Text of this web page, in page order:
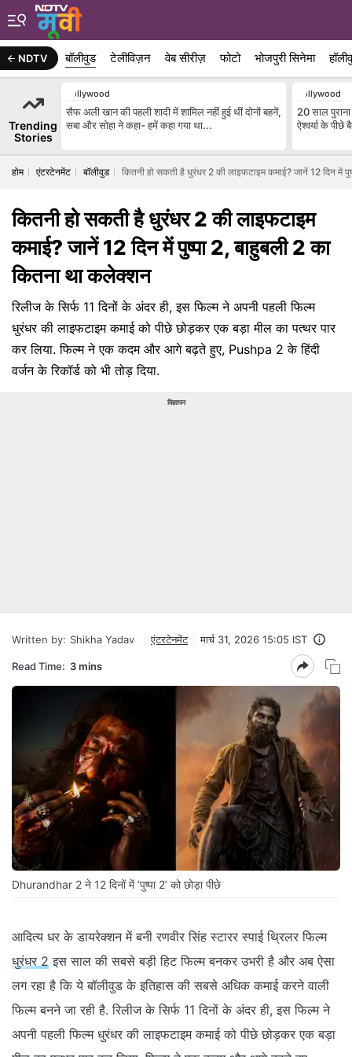
NDTV बॉलीवुड टेलीविज़न वेब सीरीज़ फोटो भोजपुरी सिनेमा
Trending
Stories
Bollywood
सैफ अली खान की पहली शादी में शामिल नहीं हुई थीं दोनों बहनें,
सबा और सोहा ने कहा- हमें कहा गया था...
Bollywood
20 साल
ऐश्वर्या के
होम एंटरटेनमेंट बॉलीवुड कितनी हो सकती है धुरंधर 2 की लाइफटाइम कमाई? जानें 12 दिन में
कितनी हो सकती है धुरंधर 2 की लाइफटाइम
कमाई? जानें 12 दिन में पुष्पा 2, बाहुबली 2 का
कितना था कलेक्शन
रिलीज के सिर्फ 11 दिनों के अंदर ही, इस फिल्म ने अपनी पहली फिल्म
धुरंधर की लाइफटाइम कमाई को पीछे छोड़कर एक बड़ा मील का पत्थर पार
कर लिया. फिल्म ने एक कदम और आगे बढ़ते हुए, Pushpa 2 के हिंदी
वर्जन के रिकॉर्ड को भी तोड़ दिया.
विज्ञापन
Written by: Shikha Yadav एंटरटेनमेंट मार्च 31, 2026 15:05 IST
Read Time: 3 mins
Dhurandhar 2 ने 12 दिनों में ‘पुष्पा 2’ को छोड़ा पीछे
आदित्य धर के डायरेक्शन में बनी रणवीर सिंह स्टारर स्पाई थ्रिलर फिल्म
धुरंधर 2 इस साल की सबसे बड़ी हिट फिल्म बनकर उभरी है और अब ऐसा
लग रहा है कि ये बॉलीवुड के इतिहास की सबसे अधिक कमाई करने वाली
फिल्म बनने जा रही है. रिलीज के सिर्फ 11 दिनों के अंदर ही, इस फिल्म ने
अपनी पहली फिल्म धुरंधर की लाइफटाइम कमाई को पीछे छोड़कर एक बड़ा